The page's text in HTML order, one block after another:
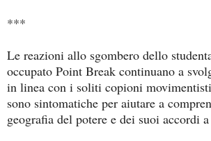
***
Le reazioni allo sgombero dello
occupato Point Break continuano a
in linea con i soliti copioni
sono sintomatiche per aiutare a
geografia del potere e dei suoi accordi